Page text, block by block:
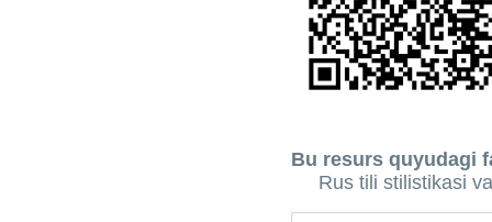
Bu resurs quyudagi
Rus tili stilistikasi